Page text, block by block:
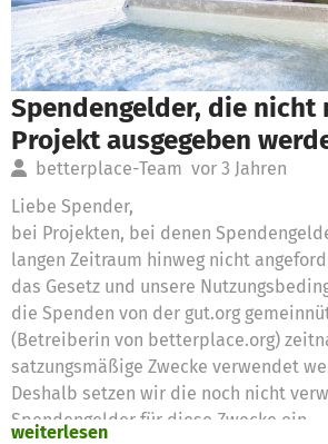
Spendengelder, die nicht
Projekt ausgegeben
betterplace-Team vor 3 Jahren
Liebe Spender,
bei Projekten, bei denen
langen Zeitraum hinweg nicht
das Gesetz und unsere
die Spenden von der gut.org
(Betreiberin von betterplace.org)
satzungsmäßige Zwecke verwendet
Deshalb setzen wir die noch nicht
Spendengelder für diese Zwecke ein
weiterlesen